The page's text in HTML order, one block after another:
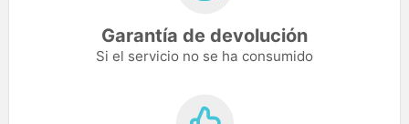
Garantía de devolución
Si el servicio no se ha consumido